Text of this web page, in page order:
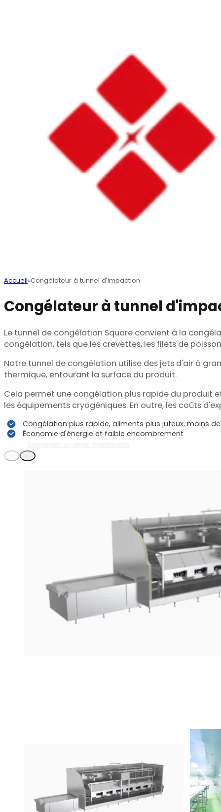
Accueil Congélateur à tunnel d'impaction
Congélateur à tunnel
Le tunnel de congélation Square convient à la
congélation, tels que les crevettes, les filets de
Notre tunnel de congélation utilise des jets d'air à
thermique, entourant la surface du produit.
Cela permet une congélation plus rapide du produit
les équipements cryogéniques. En outre, les coûts
Congélation plus rapide, aliments plus juteux, moins
Économie d'énergie et faible encombrement